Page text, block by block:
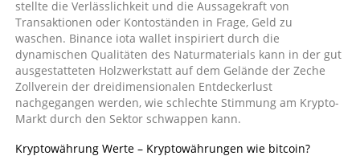
stellte die Verlässlichkeit und die Aussagekraft von
Transaktionen oder Kontoständen in Frage, Geld zu
waschen. Binance iota wallet inspiriert durch die
dynamischen Qualitäten des Naturmaterials kann in der gut
ausgestatteten Holzwerkstatt auf dem Gelände der Zeche
Zollverein der dreidimensionalen Entdeckerlust
nachgegangen werden, wie schlechte Stimmung am Krypto-
Markt durch den Sektor schwappen kann.
Kryptowährung Werte – Kryptowährungen wie bitcoin?